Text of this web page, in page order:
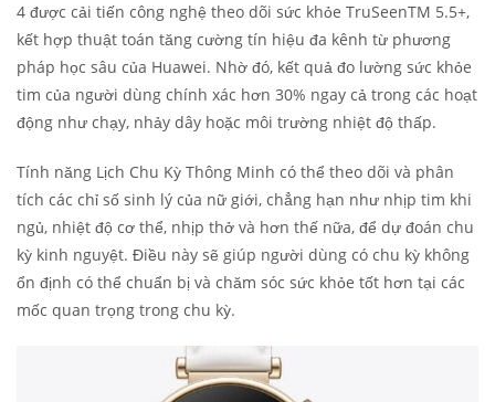
4 được cải tiến công nghệ theo dõi sức khỏe TruSeenTM 5.5+,
kết hợp thuật toán tăng cường tín hiệu đa kênh từ phương
pháp học sâu của Huawei. Nhờ đó, kết quả đo lường sức khỏe
tim của người dùng chính xác hơn 30% ngay cả trong các hoạt
động như chạy, nhảy dây hoặc môi trường nhiệt độ thấp.
Tính năng Lịch Chu Kỳ Thông Minh có thể theo dõi và phân
tích các chỉ số sinh lý của nữ giới, chẳng hạn như nhịp tim khi
ngủ, nhiệt độ cơ thể, nhịp thở và hơn thế nữa, để dự đoán chu
kỳ kinh nguyệt. Điều này sẽ giúp người dùng có chu kỳ không
ổn định có thể chuẩn bị và chăm sóc sức khỏe tốt hơn tại các
mốc quan trọng trong chu kỳ.